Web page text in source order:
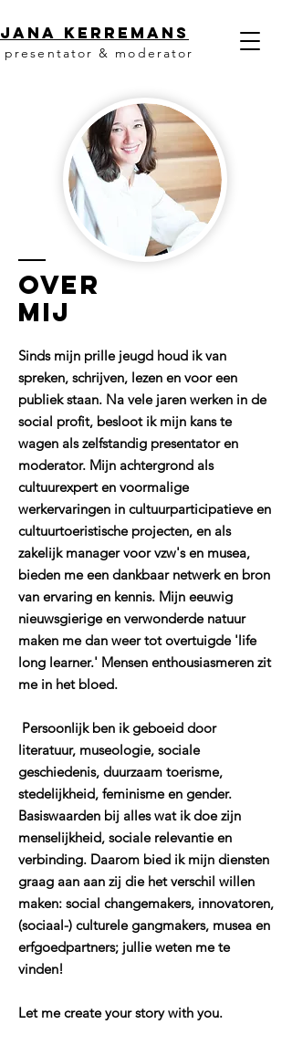
Jana KerremanS
presentator & moderator
OVER
MIJ
Sinds mijn prille jeugd houd ik van
spreken, schrijven, lezen en voor een
publiek staan. Na vele jaren werken in de
social profit, besloot ik mijn kans te
wagen als zelfstandig presentator en
moderator. Mijn achtergrond als
cultuurexpert en voormalige
werkervaringen in cultuurparticipatieve en
cultuurtoeristische projecten, en als
zakelijk manager voor vzw's en musea,
bieden me een dankbaar netwerk en bron
van ervaring en kennis. Mijn eeuwig
nieuwsgierige en verwonderde natuur
maken me dan weer tot overtuigde 'life
long learner.' Mensen enthousiasmeren zit
me in het bloed.
Persoonlijk ben ik geboeid door
literatuur, museologie, sociale
geschiedenis, duurzaam toerisme,
stedelijkheid, feminisme en gender.
Basiswaarden bij alles wat ik doe zijn
menselijkheid, sociale relevantie en
verbinding. Daarom bied ik mijn diensten
graag aan aan zij die het verschil willen
maken: social changemakers, innovatoren,
(sociaal-) culturele gangmakers, musea en
erfgoedpartners; jullie weten me te
vinden!
Let me create your story with you.